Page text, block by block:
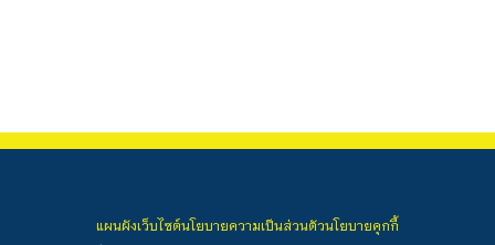
แผนผังเว็บไซต์นโยบายความเป็นส่วนตัวนโยบายคุกกี้